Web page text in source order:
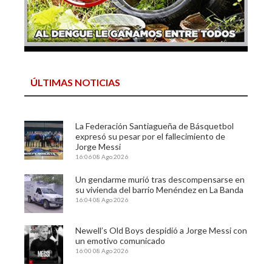
ÚLTIMAS NOTICIAS
La Federación Santiagueña de Básquetbol
expresó su pesar por el fallecimiento de
Jorge Messi
16:0608 Ago 2026
Un gendarme murió tras descompensarse en
su vivienda del barrio Menéndez en La Banda
16:0408 Ago 2026
Newell’s Old Boys despidió a Jorge Messi con
un emotivo comunicado
16:00 08 Ago 2026